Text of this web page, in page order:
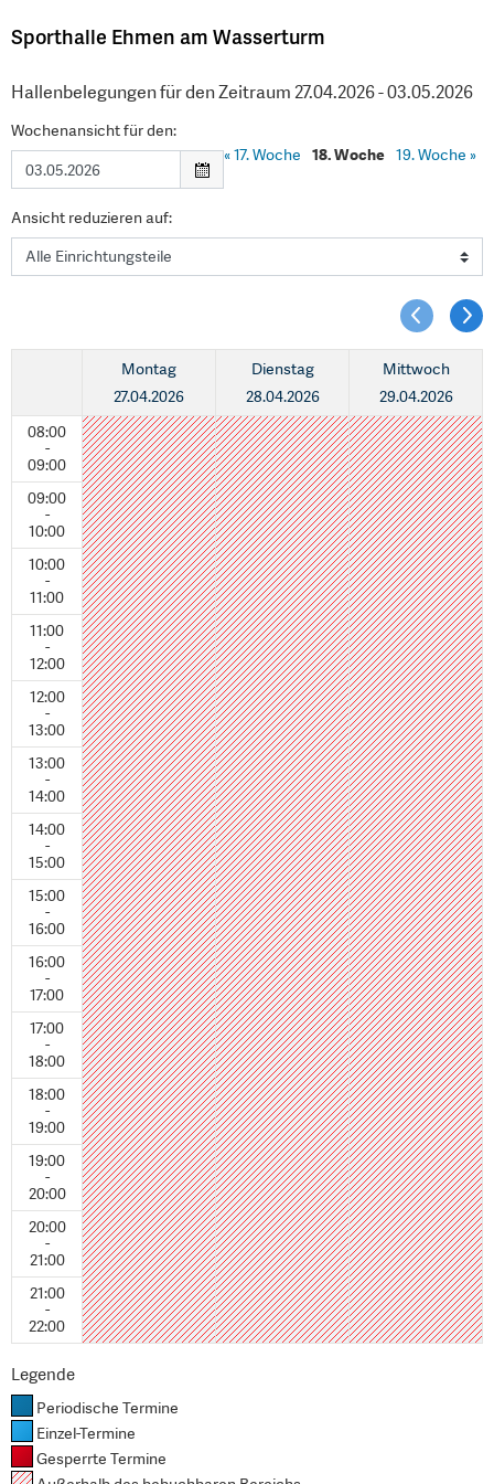
Sporthalle Ehmen am Wasserturm
Hallenbelegungen für den Zeitraum 27.04.2026 - 03.05.2026
Wochenansicht für den:
«17. Woche 18. Woche 19. Woche »
Ansicht reduzieren auf:
08:00
-
09:00
09:00
-
10:00
10:00
-
11:00
11:00
-
12:00
12:00
-
13:00
13:00
-
14:00
14:00
-
15:00
15:00
-
16:00
16:00
-
17:00
17:00
-
18:00
18:00
-
19:00
19:00
-
20:00
20:00
-
21:00
21:00
-
22:00
Montag
27.04.2026
Dienstag
28.04.2026
Mittwoch
29.04.2026
Legende
Periodische Termine
Einzel-Termine
Gesperrte Termine